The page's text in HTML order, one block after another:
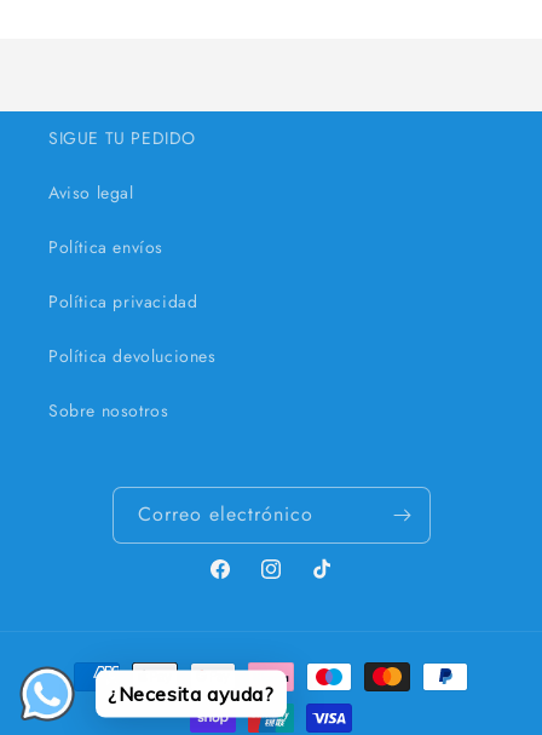
SIGUE TU PEDIDO
Aviso legal
Política envíos
Política privacidad
Política devoluciones
Sobre nosotros
Correo electrónico
FacebookInstagramTikTok
Formas
de
¿Necesita ayuda?